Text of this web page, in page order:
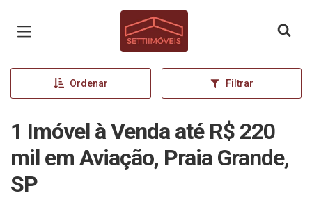
Página inicial
Ordenar Filtrar
1 Imóvel à Venda até R$ 220
mil em Aviação, Praia Grande,
SP